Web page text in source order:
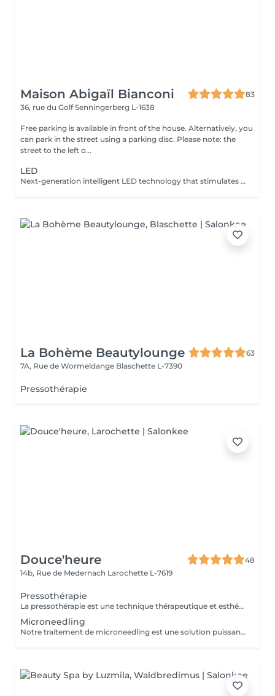
Maison Abigaïl Bianconi
83
36, rue du GolfSenningerberg L-1638
Free parking is available in front of the house. Alternatively, you
can park in the street using a parking disc. Please note: the
street to the left o...
LED
Next-generation intelligent LED technology that stimulates cells, improves skin quality, soothes, repairs, and reactivates the body's natural mechanisms. Each session is customized according to your needs: face, body, or scalp. INDICATIONS Face Imperfections Acne scars Enlarged pores Dull complexion Fragile or sensitized skin Wrinkles and skin laxity Body Cellulite Post-operative recovery Pain relief Circulation improvement Relaxation Hair Hair loss Lack of density Scalp stimulation A protocol designed to enhance results without irritating the skinideal as a treatment series or as a complement to more technical procedures.
La Bohème Beautylounge
63
7A, Rue de Wormeldange Blaschette L-7390
Pressothérapie
Douce'heure
48
14b, Rue de Medernach Larochette L-7619
Pressothérapie
La pressothérapie est une technique thérapeutique et esthétique qui utilise un dispositif mécanique pour stimuler la circulation sanguine et lymphatique à l'aide de pressions d'air contrôlées. Cette méthode repose sur le principe du drainage lymphatique, un processus naturel qui aide le corps à éliminer les toxines, les déchets, et les liquides excédentaires. Fonctionnement Le traitement se réalise à l'aide d'un appareil équipé de bottes, de manchons ou d'une ceinture, qui sont placés sur les zones ciblées du corps (jambes, bras ou abdomen). Ces accessoires sont gonflés et dégonflés de manière séquentielle par l'appareil, reproduisant des mouvements de compression et de décompression. Ces cycles stimulent les vaisseaux lymphatiques et veineux, favorisant le retour veineux et lymphatique. Bienfaits 1. Amélioration de la circulation lymphatique: Aide à réduire les dèmes, les jambes lourdes et la rétention d'eau. 2. Réduction de la cellulite : En favorisant l'élimination des toxines et en améliorant la circulation, elle contribue à atténuer l'aspect peau d'orange. 3. Détente et relaxation : Les cycles de pressions offrent une sensation de massage qui aide à réduire le stress et les tensions musculaires. 4. Récupération musculaire : Idéal pour les sportifs après un effort intense, car elle favorise l'élimination de l'acide lactique et soulage les muscles fatigués. 5. Amélioration de la circulation veineuse : Recommandée pour prévenir les problèmes de varices et pour soulager les personnes ayant une mauvaise circulation sanguine.
Microneedling
Notre traitement de microneedling est une solution puissante pour traiter l'acné, les taches de pigmentation, les cicatrices, les dommages causés par le soleil, les rides et les ridules. Grâce à des milliers de micro-perforations, ce soin stimule la production de collagène, favorisant la réparation et le rajeunissement de la peau. Pour des résultats optimaux, une cure de trois séances est recommandée. Ce protocole permet à la peau de maximiser son processus naturel de guérison entre chaque séance, aboutissant à une amélioration visible de son apparence et de sa texture.